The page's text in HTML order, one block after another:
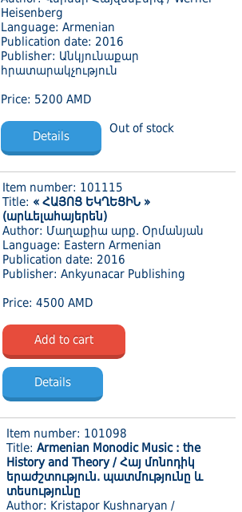
Heisenberg
Language: Armenian
Publication date: 2016
Publisher: Անկյունաքար
հրատարակչություն
Price: 5200 AMD
Out of stock
Details
Item number: 101115
Title: « ՀԱՅՈՑ ԵԿՂԵՑԻՆ »
(արևելահայերեն)
Author: Մաղաքիա արք. Օրմանյան
Language: Eastern Armenian
Publication date: 2016
Publisher: Ankyunacar Publishing
Price: 4500 AMD
Add to cart
Details
Item number: 101098
Title: Armenian Monodic Music : the
History and Theory / Հայ մոնոդիկ
երաժշտություն. պատմությունը և
տեսությունը
Author: Kristapor Kushnaryan /